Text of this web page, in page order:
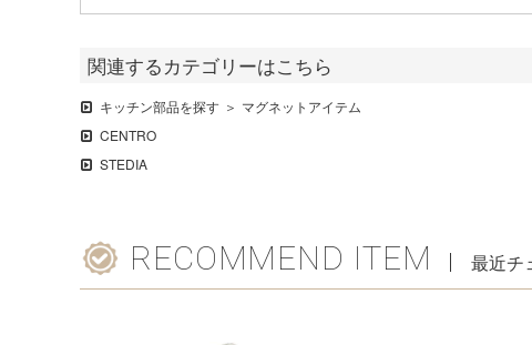
関連するカテゴリーはこちら
キッチン部品を探す
マグネットアイテム
CENTRO
STEDIA
RECOMMEND ITEM 最近チ